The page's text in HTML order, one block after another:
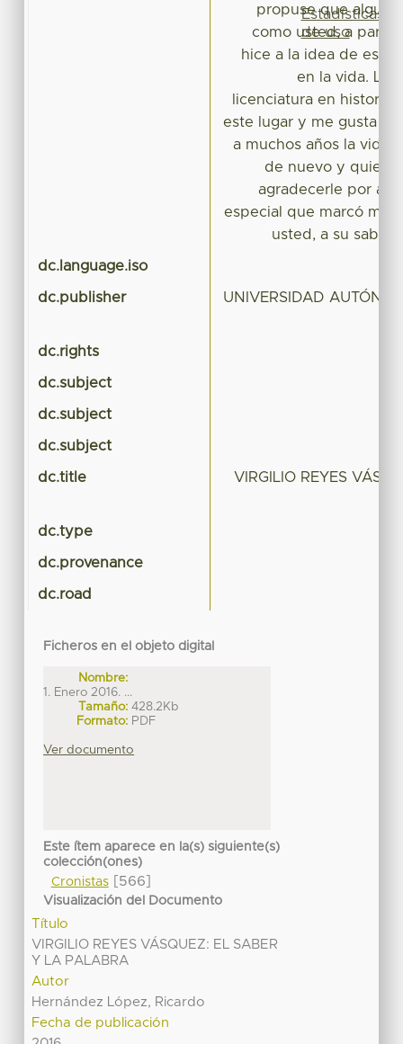
propuse que
como usted, a partir
hice a la idea de
en la vida. Lo
licenciatura en historia,
este lugar y me gusta
a muchos años la vida
de nuevo y quiero
agradecerle por
especial que marcó mi
usted, a su saber
dc.language.iso
dc.publisher UNIVERSIDAD
dc.rights
dc.subject
dc.subject
dc.subject
dc.title VIRGILIO REYES
dc.type
dc.provenance
dc.road
Ficheros en el objeto digital
Nombre:
1. Enero 2016. ...
Tamaño: 428.2Kb
Formato: PDF
Ver documento
Este ítem aparece en la(s) siguiente(s)
colección(ones)
Cronistas[566]
Visualización del Documento
Título
VIRGILIO REYES VÁSQUEZ: EL SABER
Y LA PALABRA
Autor
Hernández López, Ricardo
Fecha de publicación
Estadísticas
de uso